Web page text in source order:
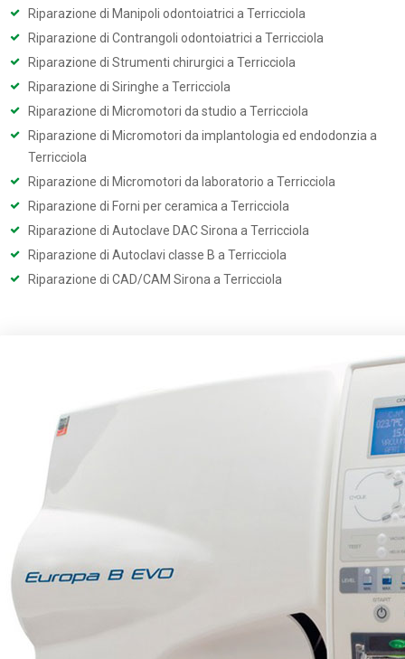
Riparazione di Manipoli odontoiatrici a Terricciola
Riparazione di Contrangoli odontoiatrici a Terricciola
Riparazione di Strumenti chirurgici a Terricciola
Riparazione di Siringhe a Terricciola
Riparazione di Micromotori da studio a Terricciola
Riparazione di Micromotori da implantologia ed endodonzia a
Terricciola
Riparazione di Micromotori da laboratorio a Terricciola
Riparazione di Forni per ceramica a Terricciola
Riparazione di Autoclave DAC Sirona a Terricciola
Riparazione di Autoclavi classe B a Terricciola
Riparazione di CAD/CAM Sirona a Terricciola